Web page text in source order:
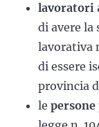
lavoratori
di avere la
lavorativa
di essere
provincia
le